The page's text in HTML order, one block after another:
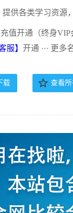
提供各类学习资源
充值开通（终身VIP
服】 开通 ··· 更多
载 查看